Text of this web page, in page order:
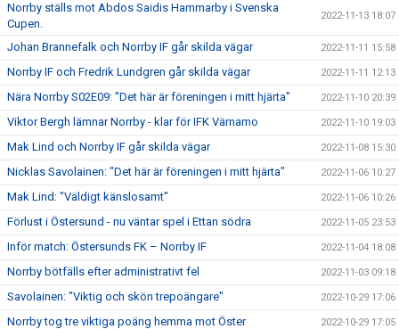
Norrby ställs mot Abdos Saidis Hammarby i Svenska
Cupen.
2022-11-13 18:07
Johan Brannefalk och Norrby IF går skilda vägar 2022-11-11 15:58
Norrby IF och Fredrik Lundgren går skilda vägar 2022-11-11 12:13
Nära Norrby S02E09: "Det här är föreningen i mitt hjärta" 2022-11-10 20:39
Viktor Bergh lämnar Norrby - klar för IFK Värnamo 2022-11-10 19:03
Mak Lind och Norrby IF går skilda vägar 2022-11-08 15:30
Nicklas Savolainen: "Det här är föreningen i mitt hjärta" 2022-11-06 10:27
Mak Lind: "Väldigt känslosamt" 2022-11-06 10:26
Förlust i Östersund - nu väntar spel i Ettan södra 2022-11-05 23:53
Inför match: Östersunds FK – Norrby IF 2022-11-04 18:08
Norrby bötfälls efter administrativt fel 2022-11-03 09:18
Savolainen: "Viktig och skön trepoängare" 2022-10-29 17:06
Norrby tog tre viktiga poäng hemma mot Öster 2022-10-29 17:05